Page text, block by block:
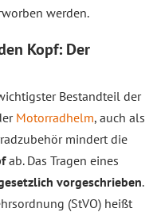
werden.
Kopf: Der
Bestandteil der
Motorradhelm, auch als
mindert die
ab. Das Tragen eines
vorgeschrieben.
(StVO) heißt